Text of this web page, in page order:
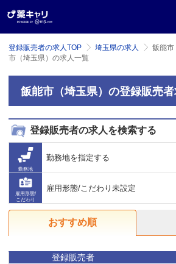
登録販売者の求人TOP 埼玉県の求人 飯能市
市（埼玉県）の求人一覧
飯能市（埼玉県）の登録販売
登録販売者の求人を検索する
勤務地
勤務地を指定する
雇用形態/
こだわり
雇用形態/こだわり未設定
おすすめ順
登録販売者